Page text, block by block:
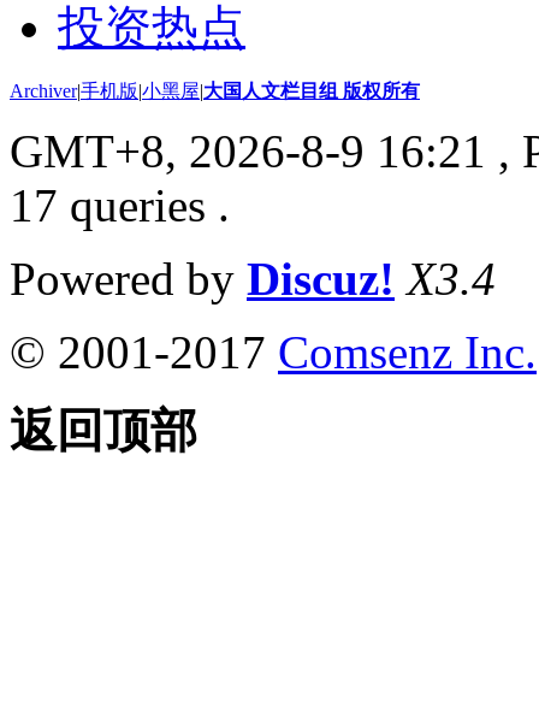
投资热点
Archiver|手机版|小黑屋|大国人文栏目组 版权所有
GMT+8, 2026-8-9 16:21 ,
17 queries .
Powered by Discuz! X3.4
© 2001-2017 Comsenz Inc.
返回顶部